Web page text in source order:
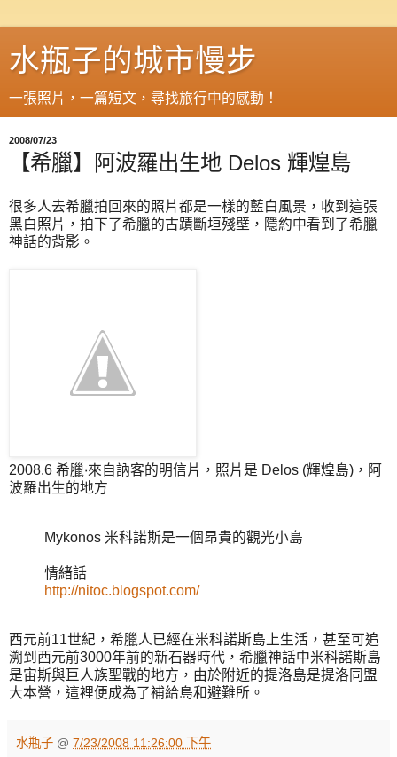
水瓶子的城市慢步
一張照片，一篇短文，尋找旅行中的感動！
2008/07/23
【希臘】阿波羅出生地 Delos 輝煌島
很多人去希臘拍回來的照片都是一樣的藍白風景，收到這張
黑白照片，拍下了希臘的古蹟斷垣殘壁，隱約中看到了希臘
神話的背影。
2008.6 希臘‧來自訥客的明信片，照片是 Delos (輝煌島)，阿
波羅出生的地方
Mykonos 米科諾斯是一個昂貴的觀光小島
情緒話
http://nitoc.blogspot.com/
西元前11世紀，希臘人已經在米科諾斯島上生活，甚至可追
溯到西元前3000年前的新石器時代，希臘神話中米科諾斯島
是宙斯與巨人族聖戰的地方，由於附近的提洛島是提洛同盟
大本營，這裡便成為了補給島和避難所。
水瓶子 @ 7/23/2008 11:26:00 下午